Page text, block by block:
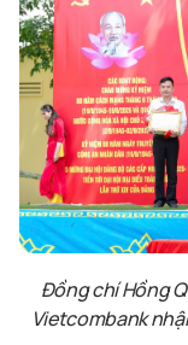
Đồng chí Hồng
Vietcombank